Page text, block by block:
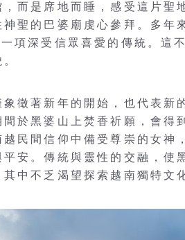
而是席地而睡，感受這片聖
聖的巴婆廟虔心參拜。多年
項深受信眾喜愛的傳統。這
徵著新年的開始，也代表新
於黑婆山上焚香祈願，會得
民間信仰中備受尊崇的女神
安。傳統與靈性的交融，使
中不乏渴望探索越南獨特文